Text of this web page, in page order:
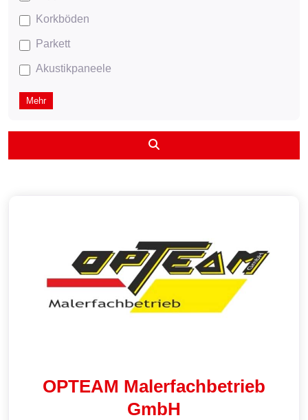
Korkböden
Parkett
Akustikpaneele
Mehr
OPTEAM Malerfachbetrieb
GmbH